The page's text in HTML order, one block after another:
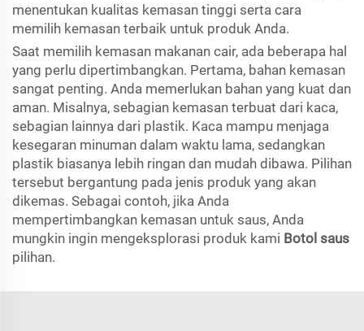
menentukan kualitas kemasan tinggi serta cara
memilih kemasan terbaik untuk produk Anda.
Saat memilih kemasan makanan cair, ada beberapa hal
yang perlu dipertimbangkan. Pertama, bahan kemasan
sangat penting. Anda memerlukan bahan yang kuat dan
aman. Misalnya, sebagian kemasan terbuat dari kaca,
sebagian lainnya dari plastik. Kaca mampu menjaga
kesegaran minuman dalam waktu lama, sedangkan
plastik biasanya lebih ringan dan mudah dibawa. Pilihan
tersebut bergantung pada jenis produk yang akan
dikemas. Sebagai contoh, jika Anda
mempertimbangkan kemasan untuk saus, Anda
mungkin ingin mengeksplorasi produk kami Botol saus
pilihan.